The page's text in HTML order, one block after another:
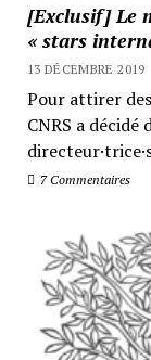
[Exclusif] Le
« stars
13 DÉCEMBRE 2019
Pour attirer
CNRS a
7 Commentaires